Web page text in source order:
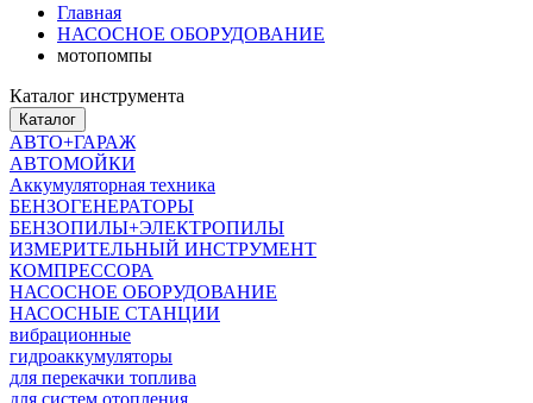
Главная
НАСОСНОЕ ОБОРУДОВАНИЕ
мотопомпы
Каталог инструмента
Каталог
АВТО+ГАРАЖ
АВТОМОЙКИ
Аккумуляторная техника
БЕНЗОГЕНЕРАТОРЫ
БЕНЗОПИЛЫ+ЭЛЕКТРОПИЛЫ
ИЗМЕРИТЕЛЬНЫЙ ИНСТРУМЕНТ
КОМПРЕССОРА
НАСОСНОЕ ОБОРУДОВАНИЕ
НАСОСНЫЕ СТАНЦИИ
вибрационные
гидроаккумуляторы
для перекачки топлива
для систем отопления